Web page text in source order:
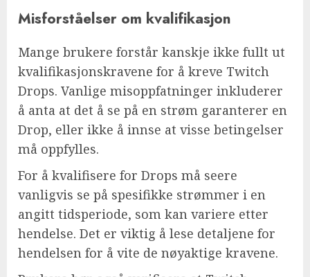
Misforståelser om kvalifikasjon
Mange brukere forstår kanskje ikke fullt ut
kvalifikasjonskravene for å kreve Twitch
Drops. Vanlige misoppfatninger inkluderer
å anta at det å se på en strøm garanterer en
Drop, eller ikke å innse at visse betingelser
må oppfylles.
For å kvalifisere for Drops må seere
vanligvis se på spesifikke strømmer i en
angitt tidsperiode, som kan variere etter
hendelse. Det er viktig å lese detaljene for
hendelsen for å vite de nøyaktige kravene.